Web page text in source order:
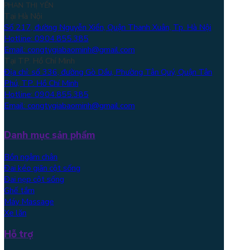
PHAN THỊ YẾN
Tại Hà Nội
Số 217, đường Nguyễn Xiển, Quận Thanh Xuân, Tp. Hà Nội
Hotline: 0904.855.385
Email: congtygiabaominh@gmail.com
Tại TP. Hồ Chí Minh
Địa chỉ: số 336, đường Gò Dầu, Phường Tân Quý, Quận Tân
Phú, TP. Hồ Chí Minh
Hotline: 0904.855.385
Email: congtygiabaominh@gmail.com
Danh mục sản phẩm
Bồn ngâm chân
Đai kéo giãn cột sống
Đai nẹp cột sống
Ghế tắm
Máy Massage
Xe lăn
Hỗ trợ